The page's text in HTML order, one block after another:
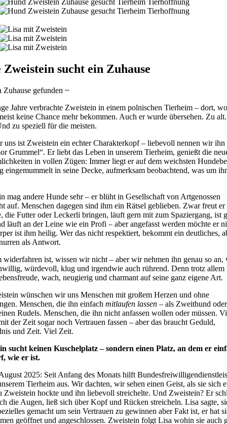
Zweistein sucht ein Zuhause
Zuhause gefunden ~
Jahre verbrachte Zweistein in einem polnischen Tierheim – dort,
keine Chance mehr bekommen. Auch er wurde übersehen. Zu
zu speziell für die meisten.
uns ist Zweistein ein echter Charakterkopf – liebevoll nennen wir ihn
Grummel“. Er liebt das Leben in unserem Tierheim, genießt die
in vollen Zügen: Immer liegt er auf dem weichsten
eingemummelt in seine Decke, aufmerksam beobachtend, was um
mag andere Hunde sehr – er blüht in Gesellschaft von Artgenossen
auf. Menschen dagegen sind ihm ein Rätsel geblieben. Zwar freut er
die Futter oder Leckerli bringen, läuft gern mit zum Spaziergang, ist
läuft an der Leine wie ein Profi – aber angefasst werden möchte er
ist ihm heilig. Wer das nicht respektiert, bekommt ein deutliches,
als Antwort.
widerfahren ist, wissen wir nicht – aber wir nehmen ihn genau so an,
würdevoll, klug und irgendwie auch rührend. Denn trotz allem
wach, neugierig und charmant auf seine ganz eigene Art.
wünschen wir uns Menschen mit großem Herzen und ohne
Menschen, die ihn einfach mitlaufen lassen – als Zweithund
Rudels. Menschen, die ihn nicht anfassen wollen oder müssen.
der Zeit sogar noch Vertrauen fassen – aber das braucht Geduld,
und Zeit. Viel Zeit.
sucht keinen Kuschelplatz – sondern einen Platz, an dem er
wie er ist.
2025: Seit Anfang des Monats hilft
Tierheim aus. Wir dachten, wir sehen einen Geist, als sie sich
Zweistein hockte und ihn liebevoll streichelte. Und Zweistein? Er
die Augen, ließ sich über Kopf und Rücken streicheln. Lisa sagte,
gemacht um sein Vertrauen zu gewinnen aber Fakt ist, er hat
geöffnet und angeschlossen. Zweistein folgt Lisa wohin sie auch